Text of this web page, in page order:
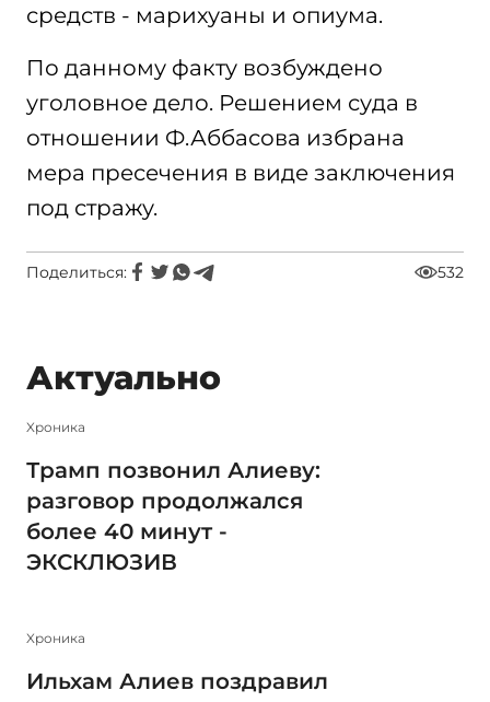
средств - марихуаны и опиума.
По данному факту возбуждено
уголовное дело. Решением суда в
отношении Ф.Аббасова избрана
мера пресечения в виде заключения
под стражу.
Поделиться: 532
Актуально
Xроника
Трамп позвонил Алиеву:
разговор продолжался
более 40 минут -
ЭКСКЛЮЗИВ
Xроника
Ильхам Алиев поздравил